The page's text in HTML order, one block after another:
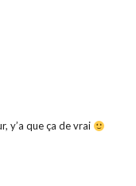
y’a que ça de vrai